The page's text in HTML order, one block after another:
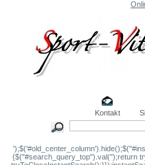
Kontakt
{$("#search_query_top").val('');return